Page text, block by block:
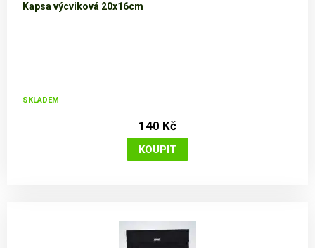
Kapsa výcviková 20x16cm
SKLADEM
140 Kč